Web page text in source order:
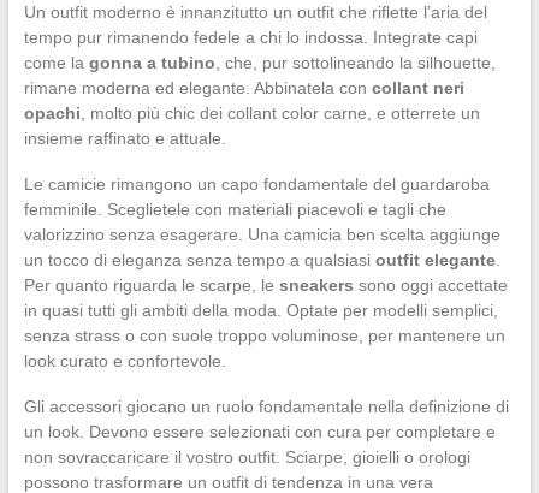
Un outfit moderno è innanzitutto un outfit che riflette l’aria del
tempo pur rimanendo fedele a chi lo indossa. Integrate capi
come la gonna a tubino , che, pur sottolineando la silhouette,
rimane moderna ed elegante. Abbinatela con collant neri
opachi , molto più chic dei collant color carne, e otterrete un
insieme raffinato e attuale.
Le camicie rimangono un capo fondamentale del guardaroba
femminile. Sceglietele con materiali piacevoli e tagli che
valorizzino senza esagerare. Una camicia ben scelta aggiunge
un tocco di eleganza senza tempo a qualsiasi outfit elegante.
Per quanto riguarda le scarpe, le sneakers sono oggi accettate
in quasi tutti gli ambiti della moda. Optate per modelli semplici,
senza strass o con suole troppo voluminose, per mantenere un
look curato e confortevole.
Gli accessori giocano un ruolo fondamentale nella definizione di
un look. Devono essere selezionati con cura per completare e
non sovraccaricare il vostro outfit. Sciarpe, gioielli o orologi
possono trasformare un outfit di tendenza in una vera